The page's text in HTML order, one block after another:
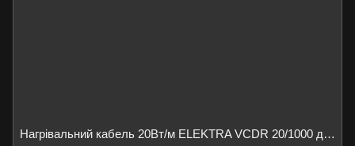
Нагрівальний кабель 20Вт/м ELEKTRA VCDR 20/1000 для обігріву ринв/водостоків/даху, 1000Вт 50м